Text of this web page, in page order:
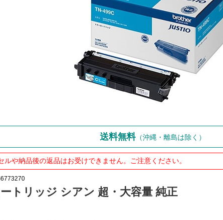
送料無料（沖縄・離島は除く）
や納品後の返品はお受けできません。ご注意ください。
トリッジ シアン 超・大容量 純正